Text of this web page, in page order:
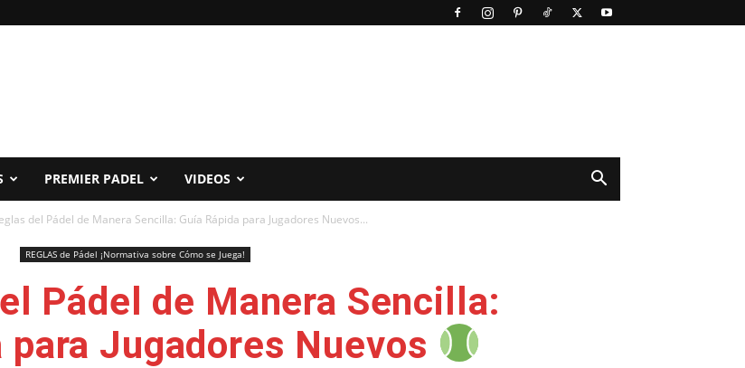
PREMIER PADEL VIDEOS
del Pádel de Manera Sencilla: Guía Rápida para Jugadores Nuevos...
REGLAS de Pádel ¡Normativa sobre Cómo se Juega!
Pádel de Manera Sencilla:
para Jugadores Nuevos